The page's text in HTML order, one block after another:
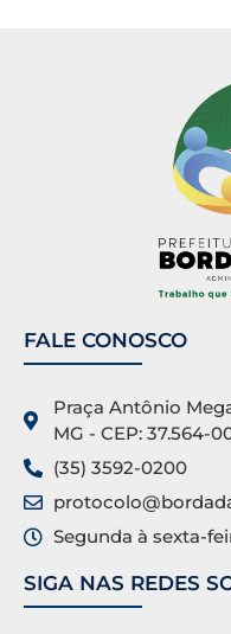
FALE CONOSCO
Praça Antônio
MG - CEP: 37.564-
(35) 3592-0200
Segunda à sexta-
SIGA NAS REDES